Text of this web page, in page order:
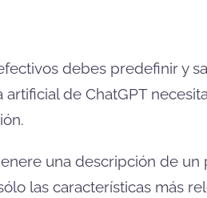
debes predefinir y
de ChatGPT
una descripción de
las características más